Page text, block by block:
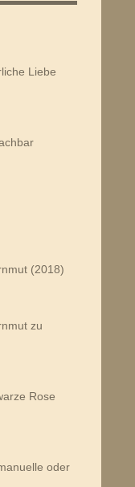
Liebe
(2018)
zu
Rose
oder